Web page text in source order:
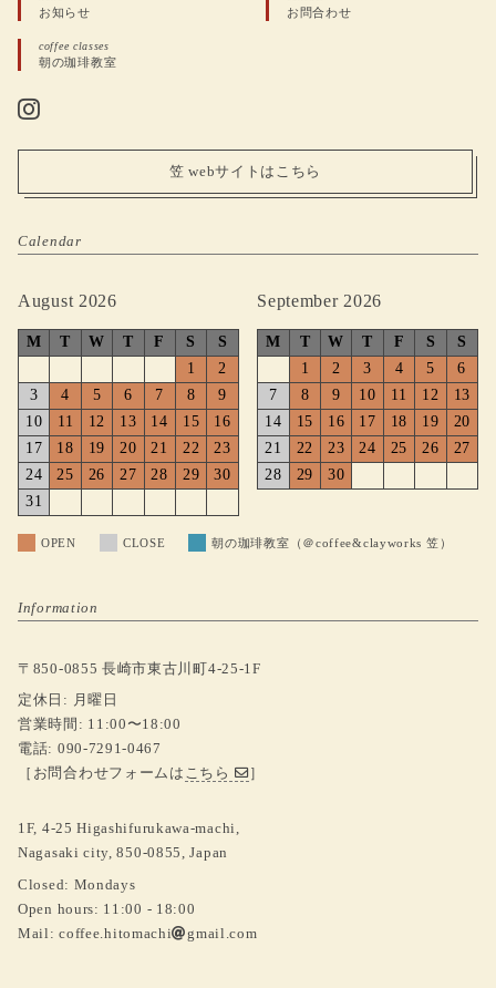
お知らせ
coffee classes
朝の珈琲教室
お問合わせ
笠 webサイトはこちら
Calendar
August 2026
M T W T F S
S
1
2
3
4 5 6 7 8
9
10
11 12 13 14 15
16
17
18 19 20 21 22
23
24
25 26 27 28 29
30
31
September 2026
M T W T F S
S
1
2 3 4 5
6
7
8 9 10 11 12
13
14
15 16 17 18 19
20
21
22 23 24 25 26
27
28
29 30
OPEN CLOSE 朝の珈琲教室（＠coffee&clayworks 笠）
Information
〒850-0855 長崎市東古川町4-25-1F
定休日: 月曜日
営業時間: 11:00〜18:00
電話: 090-7291-0467
［お問合わせフォームは こちら ］
1F, 4-25 Higashifurukawa-machi,
Nagasaki city, 850-0855, Japan
Closed: Mondays
Open hours: 11:00 - 18:00
Mail:coffee.hitomachi gmail.com